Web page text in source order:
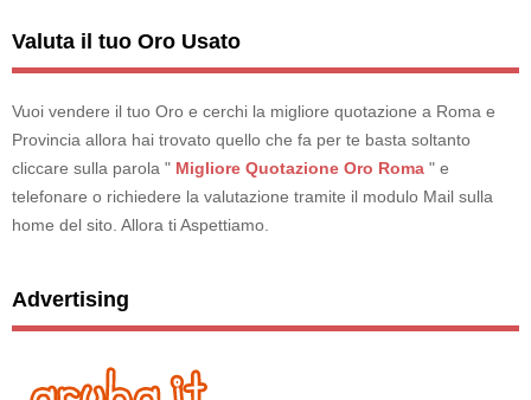
Valuta il tuo Oro Usato
Vuoi vendere il tuo Oro e cerchi la migliore quotazione a Roma e
Provincia allora hai trovato quello che fa per te basta soltanto
cliccare sulla parola " Migliore Quotazione Oro Roma " e
telefonare o richiedere la valutazione tramite il modulo Mail sulla
home del sito. Allora ti Aspettiamo.
Advertising